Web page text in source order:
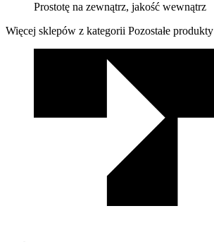
Prostotę na zewnątrz, jakość wewnątrz
Więcej sklepów z kategorii Pozostałe produkty